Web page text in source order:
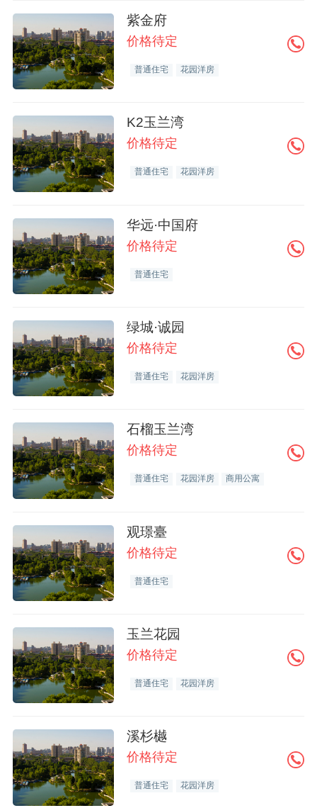
紫金府
价格待定
普通住宅 花园洋房
K2玉兰湾
价格待定
普通住宅 花园洋房
华远·中国府
价格待定
普通住宅
绿城·诚园
价格待定
普通住宅 花园洋房
石榴玉兰湾
价格待定
普通住宅 花园洋房 商用公寓
观璟臺
价格待定
普通住宅
玉兰花园
价格待定
普通住宅 花园洋房
溪杉樾
价格待定
普通住宅 花园洋房